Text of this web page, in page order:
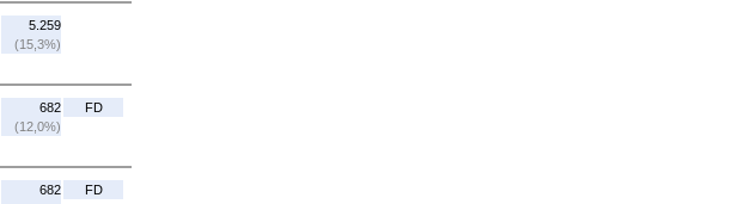
5.259
(15,3%)
682
(12,0%)
FD
682
FD